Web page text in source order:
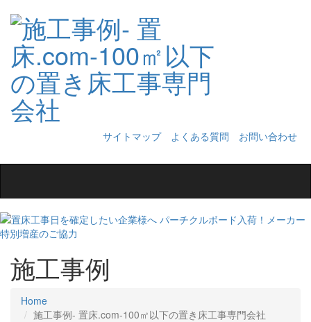
サイトマップ よくある質問
お問い合わせ
navigation
施工事例
Home
施工事例‐ 置床.com-100㎡以下の置き床工事専門会社